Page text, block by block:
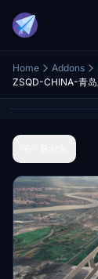
Home Addons